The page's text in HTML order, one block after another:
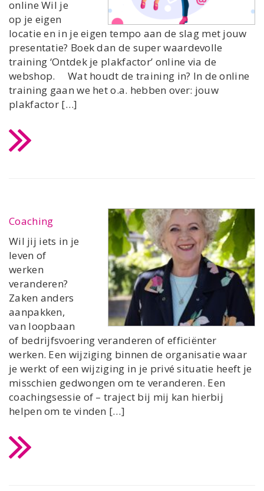
online Wil je
op je eigen
locatie en in je eigen tempo aan de slag met jouw
presentatie? Boek dan de super waardevolle
training ‘Ontdek je plakfactor’ online via de
webshop. Wat houdt de training in? In de online
training gaan we het o.a. hebben over: jouw
plakfactor […]
Coaching
Wil jij iets in je
leven of
werken
veranderen?
Zaken anders
aanpakken,
van loopbaan
of bedrijfsvoering veranderen of efficiënter
werken. Een wijziging binnen de organisatie waar
je werkt of een wijziging in je privé situatie heeft je
misschien gedwongen om te veranderen. Een
coachingsessie of – traject bij mij kan hierbij
helpen om te vinden […]